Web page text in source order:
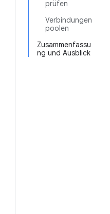
prüfen
Verbindungen
poolen
Zusammenfassu
ng und Ausblick